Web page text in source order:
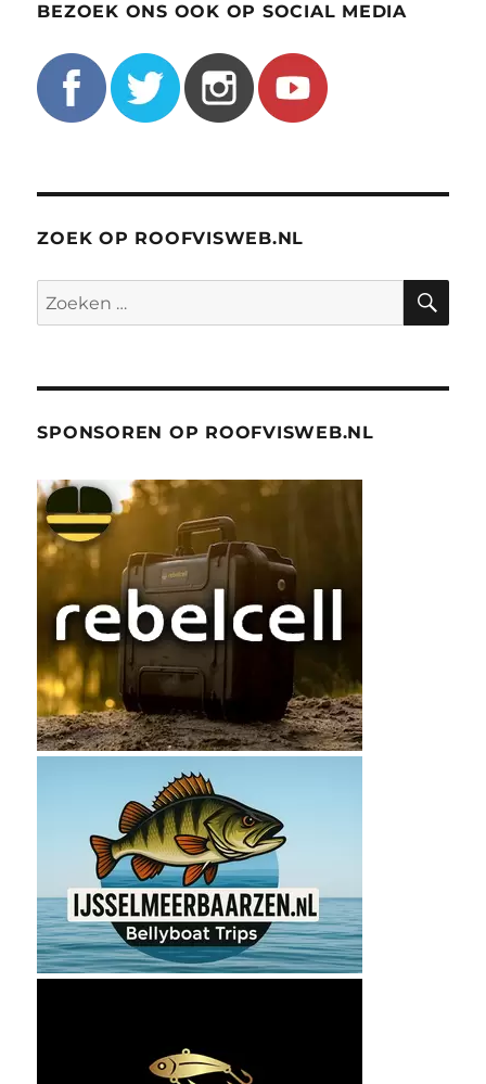
BEZOEK ONS OOK OP SOCIAL MEDIA
ZOEK OP ROOFVISWEB.NL
Zoeken
naar:
SPONSOREN OP ROOFVISWEB.NL